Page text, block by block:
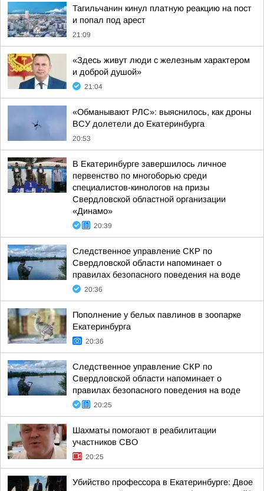
Тагильчанин кинул платную реакцию на пост
и попал под арест
21:09
«Здесь живут люди с железным характером
и доброй душой»
21:04
«Обманывают РЛС»: выяснилось, как дроны
ВСУ долетели до Екатеринбурга
20:53
В Екатеринбурге завершилось личное
первенство по многоборью среди
специалистов-кинологов на призы
Свердловской областной организации
«Динамо»
20:39
Следственное управление СКР по
Свердловской области напоминает о
правилах безопасного поведения на воде
20:36
Пополнение у белых павлинов в зоопарке
Екатеринбурга
20:36
Следственное управление СКР по
Свердловской области напоминает о
правилах безопасного поведения на воде
20:25
Шахматы помогают в реабилитации
участников СВО
20:25
Убийство профессора в Екатеринбурге: Двое